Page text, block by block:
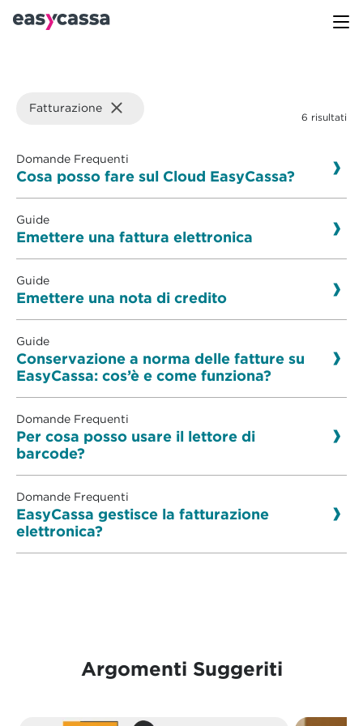
Fatturazione
6 risultati
Domande Frequenti
Cosa posso fare sul Cloud EasyCassa?
Guide
Emettere una fattura elettronica
Guide
Emettere una nota di credito
Guide
Conservazione a norma delle fatture su
EasyCassa: cos’è e come funziona?
Domande Frequenti
Per cosa posso usare il lettore di
barcode?
Domande Frequenti
EasyCassa gestisce la fatturazione
elettronica?
Argomenti Suggeriti